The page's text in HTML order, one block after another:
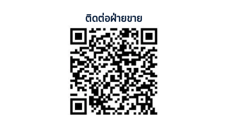
ติดต่อฝ่ายขาย